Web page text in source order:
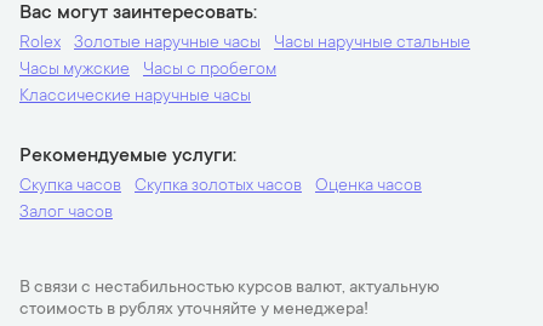
Вас могут заинтересовать
Rolex Золотые наручные часы
Часы наручные стальные
Часы мужские
Часы с пробегом
Классические наручные часы
Рекомендуемые услуги
Скупка часов Скупка золотых часов
Оценка часов
Залог часов
В связи с нестабильностью курсов валют, актуальную
стоимость в рублях уточняйте у менеджера!